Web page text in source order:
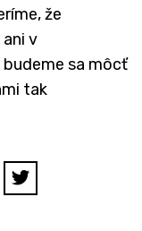
že
v
budeme sa môcť
tak